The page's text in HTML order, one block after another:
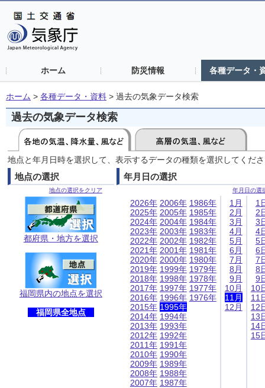
ホーム 防災情報 各種データ・
ホーム > 各種データ・資料 > 過去の気象データ検索
過去の気象データ検索
地点と年月日時を選択して、表示するデータの種類を選択してくだ
地点の選択
地点の選択をクリア
都府県・地方を選択
福岡県内の地点を選択
福岡県全地点
年月日の選択
年月日の選
2026年
2025年
2024年
2023年
2022年
2021年
2020年
2019年
2018年
2017年
2016年
2015年
2014年
2013年
2012年
2011年
2010年
2009年
2008年
2007年
2006年
2005年
2004年
2003年
2002年
2001年
2000年
1999年
1998年
1997年
1996年
1995年
1994年
1993年
1992年
1991年
1990年
1989年
1988年
1987年
1986年
1985年
1984年
1983年
1982年
1981年
1980年
1979年
1978年
1977年
1976年
1月
2月
3月
4月
5月
6月
7月
8月
9月
10月
11月
12月
1
2
3
4
5
6
7
8
9
10
11
12
13
14
15